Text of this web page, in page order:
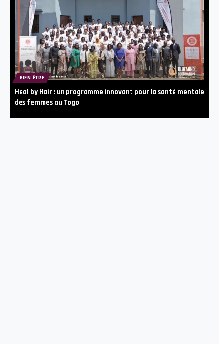
BIEN ÊTRE
Heal by Hair : un programme innovant pour la santé mentale
des femmes au Togo